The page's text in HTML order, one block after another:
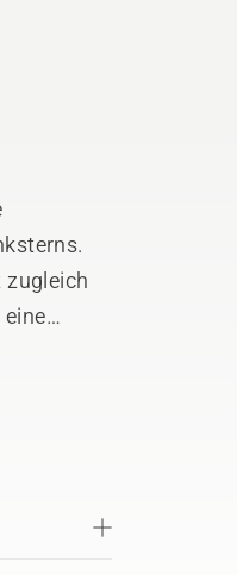
zugleich